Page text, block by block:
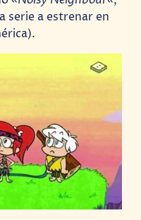
serie a estrenar en